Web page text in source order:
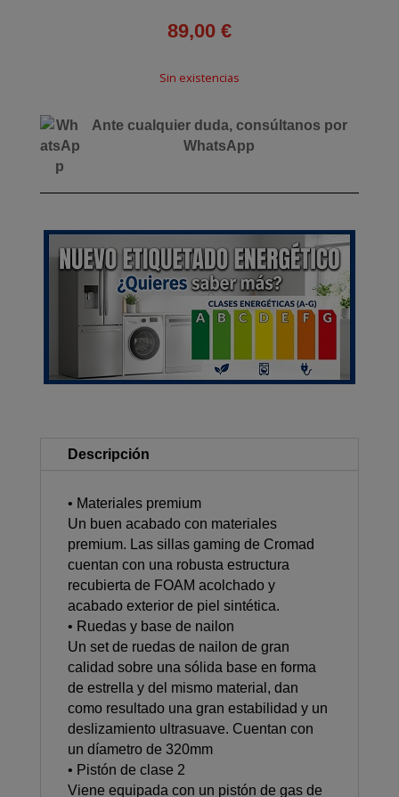
89,00 €
Sin existencias
Ante cualquier duda, consúltanos por
WhatsApp
Descripción
• Materiales premium
Un buen acabado con materiales
premium. Las sillas gaming de Cromad
cuentan con una robusta estructura
recubierta de FOAM acolchado y
acabado exterior de piel sintética.
• Ruedas y base de nailon
Un set de ruedas de nailon de gran
calidad sobre una sólida base en forma
de estrella y del mismo material, dan
como resultado una gran estabilidad y un
deslizamiento ultrasuave. Cuentan con
un díametro de 320mm
• Pistón de clase 2
Viene equipada con un pistón de gas de